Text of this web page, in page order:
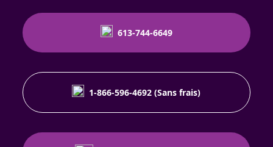
613-744-6649
1-866-596-4692 (Sans frais)